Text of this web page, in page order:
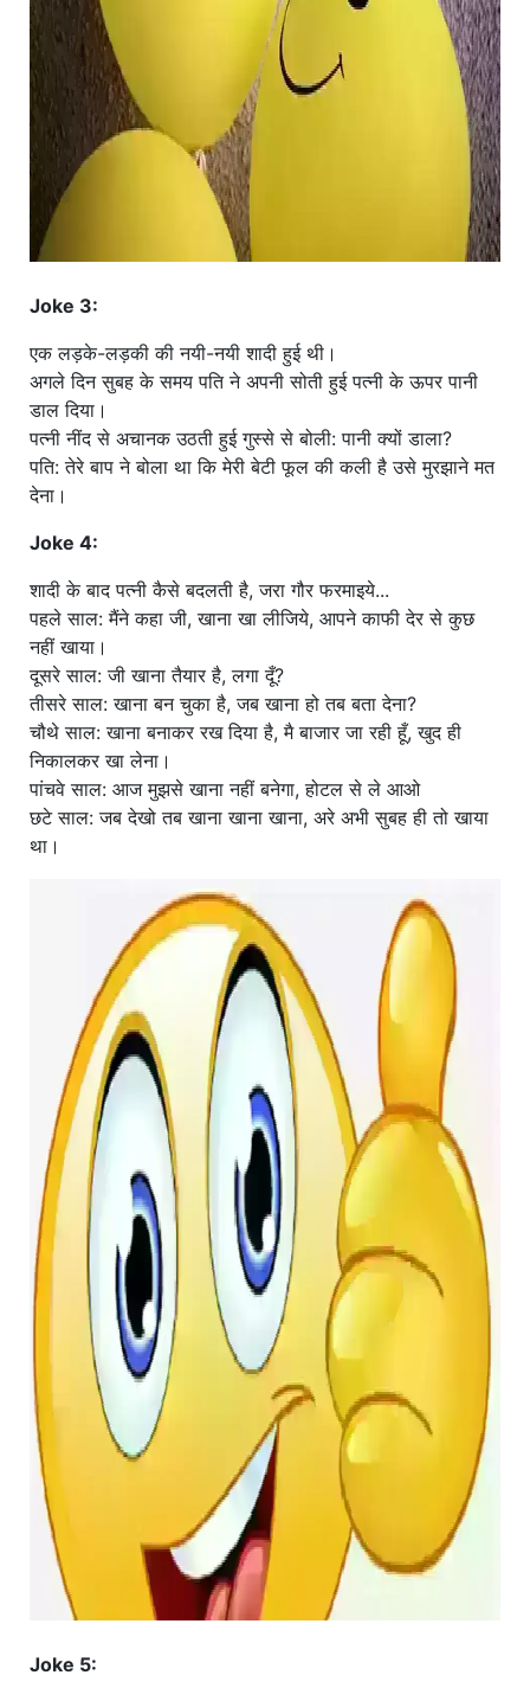
Joke 3:
एक लड़के-लड़की की नयी-नयी शादी हुई थी।
अगले दिन सुबह के समय पति ने अपनी सोती हुई पत्नी के ऊपर पानी
डाल दिया।
पत्नी नींद से अचानक उठती हुई गुस्से से बोली: पानी क्यों डाला?
पति: तेरे बाप ने बोला था कि मेरी बेटी फूल की कली है उसे मुरझाने मत
देना।
Joke 4:
शादी के बाद पत्नी कैसे बदलती है, जरा गौर फरमाइये...
पहले साल: मैंने कहा जी, खाना खा लीजिये, आपने काफी देर से कुछ
नहीं खाया।
दूसरे साल: जी खाना तैयार है, लगा दूँ?
तीसरे साल: खाना बन चुका है, जब खाना हो तब बता देना?
चौथे साल: खाना बनाकर रख दिया है, मै बाजार जा रही हूँ, खुद ही
निकालकर खा लेना।
पांचवे साल: आज मुझसे खाना नहीं बनेगा, होटल से ले आओ
छटे साल: जब देखो तब खाना खाना खाना, अरे अभी सुबह ही तो खाया
था।
Joke 5: